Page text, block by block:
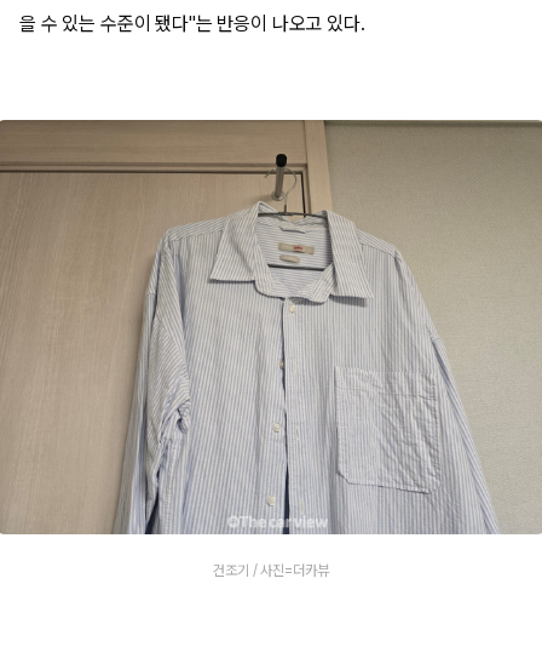
을 수 있는 수준이 됐다"는 반응이 나오고 있다.
건조기 / 사진=더카뷰